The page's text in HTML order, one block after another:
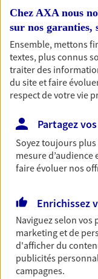
Nos
Épargne
Réalisez vos
immobilier,
du monde…
simplement,
Découvrir les
Préparez
votre vie avec
notre solution
spécialement
Découvrir l'offre
Chez AXA nous
sur nos garanties,
Ensemble, mettons
textes, plus connus
traiter des
du site et faire
respect de votre vie
Partagez
Soyez toujours
mesure d’audience
faire évoluer nos
Enrichissez
Naviguez selon vos
marketing et de
d'afficher du
publicités
campagnes.